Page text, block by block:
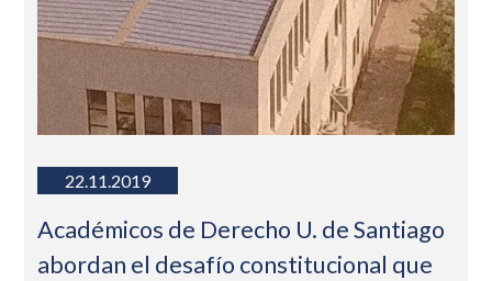
22.11.2019
Académicos de Derecho U. de Santiago
abordan el desafío constitucional que